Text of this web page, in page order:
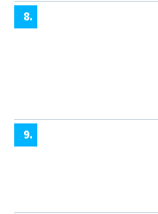
8.
9.